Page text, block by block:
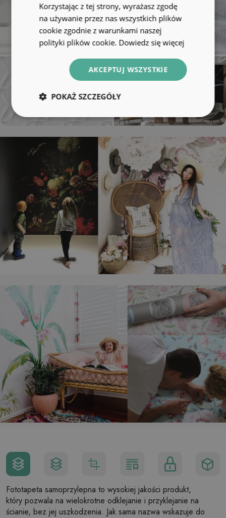
Fototapeta samoprzylepna to wysokiej jakości produkt,
który pozwala na wielokrotne odklejanie i przyklejanie na
ścianie, bez jej uszkodzenia. Jak sama nazwa wskazuje do
Korzystając z tej strony, wyrażasz zgodę
na używanie przez nas wszystkich plików
cookie zgodnie z warunkami naszej
polityki plików cookie. Dowiedz się więcej
AKCEPTUJ WSZYSTKIE
POKAŻ SZCZEGÓŁY